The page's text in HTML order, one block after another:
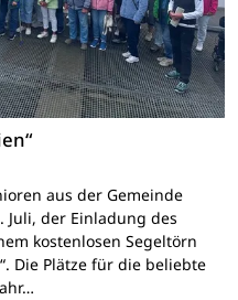
aus der Gemeinde
der Einladung des
kostenlosen Segeltörn
Die Plätze für die beliebte